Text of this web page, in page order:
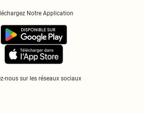
nous sur les réseaux sociaux
Notre Application